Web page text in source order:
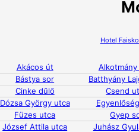
Hotel
Akácos út
Bástya sor
Batthyány
Cinke dűlő
Csend
Dózsa György utca
Füzes utca
Gyep
József Attila utca
Juhász